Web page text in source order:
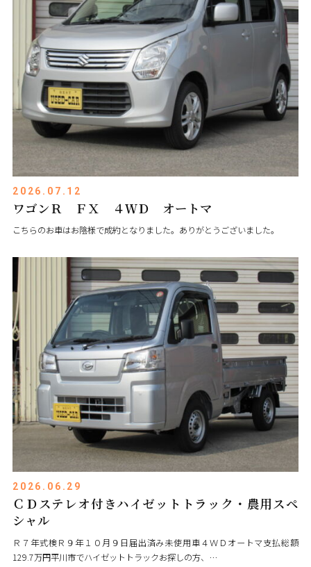
2026.07.12
ワゴンＲ ＦＸ ４ＷＤ オートマ
こちらのお車はお陰様で成約となりました。ありがとうございました。
2026.06.29
ＣＤステレオ付きハイゼットトラック・農用スペ
シャル
Ｒ７年式検Ｒ９年１０月９日届出済み未使用車４ＷＤオートマ支払総額
129.7万円平川市でハイゼットトラックお探しの方、…